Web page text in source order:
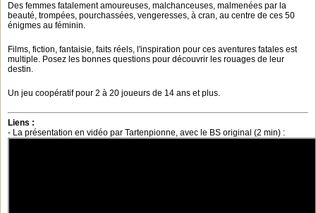
Des femmes fatalement amoureuses, malchanceuses, malmenées par la
beauté, trompées, pourchassées, vengeresses, à cran, au centre de ces 50
énigmes au féminin.
Films, fiction, fantaisie, faits réels, l'inspiration pour ces aventures fatales est
multiple. Posez les bonnes questions pour découvrir les rouages de leur
destin.
Un jeu coopératif pour 2 à 20 joueurs de 14 ans et plus.
Liens :
- La présentation en vidéo par Tartenpionne, avec le BS original (2 min) :